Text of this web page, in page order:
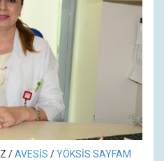
/AVESİS /YÖKSİS SAYFAM